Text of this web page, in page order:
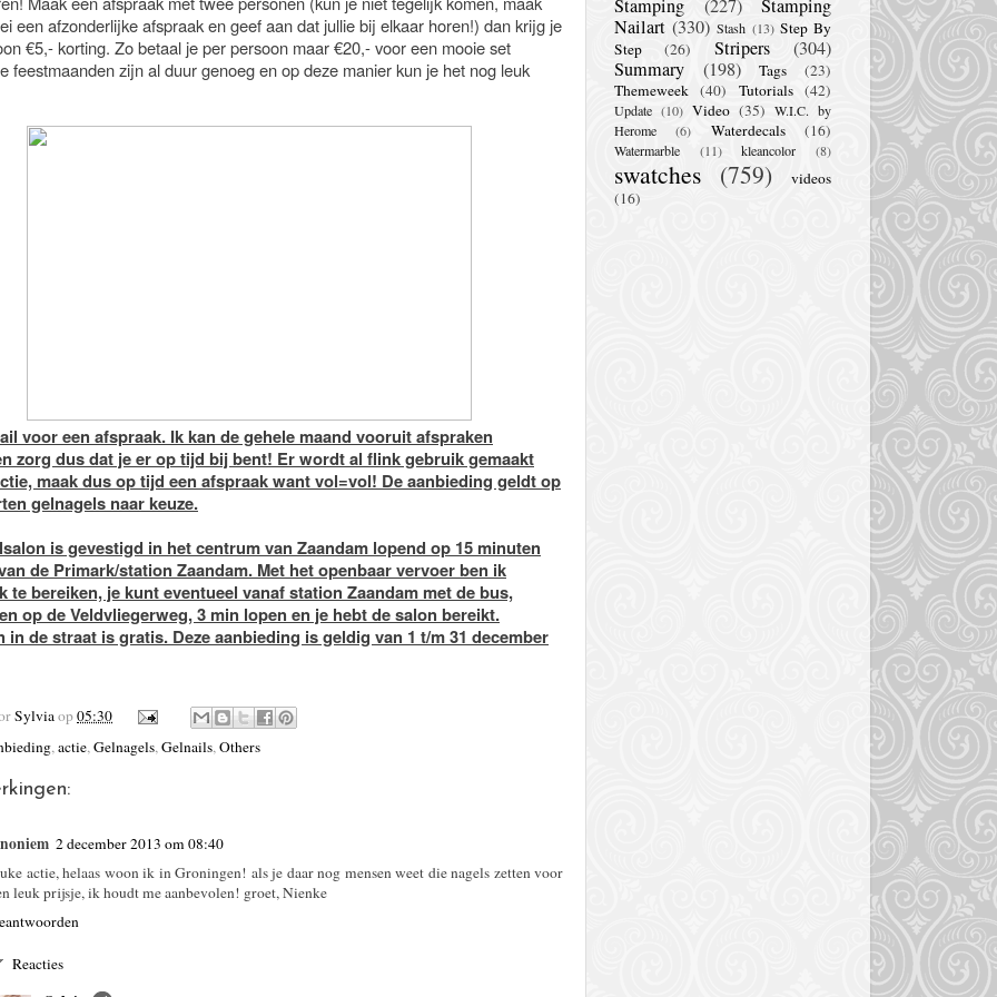
een afzonderlijke afspraak en geef aan dat jullie bij elkaar horen!) dan krijg je
€5,- korting. Zo betaal je per persoon maar €20,- voor een mooie set
feestmaanden zijn al duur genoeg en op deze manier kun je het nog leuk
voor een afspraak. Ik kan de gehele maand vooruit afspraken
zorg dus dat je er op tijd bij bent! Er wordt al flink gebruik gemaakt
maak dus op tijd een afspraak want vol=vol! De aanbieding geldt op
gelnagels naar keuze.
is gevestigd in het centrum van Zaandam lopend op 15 minuten
de Primark/station Zaandam. Met het openbaar vervoer ben ik
te bereiken, je kunt eventueel vanaf station Zaandam met de bus,
op de Veldvliegerweg, 3 min lopen en je hebt de salon bereikt.
in de straat is gratis. Deze aanbieding is geldig van 1 t/m 31 december
Sylviaop05:30
,actie,Gelnagels,Gelnails,Others
2 december 2013 om 08:40
actie, helaas woon ik in Groningen! als je daar nog mensen weet die nagels zetten voor
leuk prijsje, ik houdt me aanbevolen! groet, Nienke
Reacties
Stamping (227)
Stamping
Nailart (330) Stash (13) Step By
Step
(26) Stripers
(304)
Summary
(198) Tags
(23)
Themeweek (40) Tutorials (42)
Update (10) Video (35) W.I.C. by
Herome
(6) Waterdecals (16)
Watermarble (11) kleancolor (8)
swatches (759)
videos
(16)